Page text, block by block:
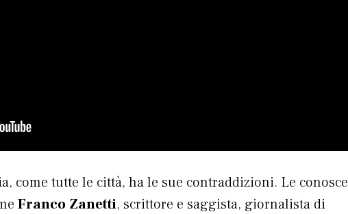
come tutte le città, ha le sue contraddizioni. Le conosce
Franco Zanetti, scrittore e saggista, giornalista di